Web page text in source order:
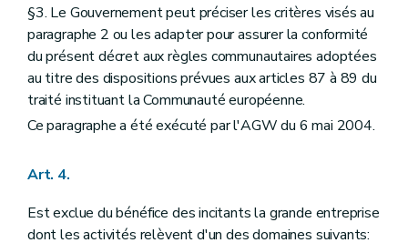
§3. Le Gouvernement peut préciser les critères visés au
paragraphe 2 ou les adapter pour assurer la conformité
du présent décret aux règles communautaires adoptées
au titre des dispositions prévues aux articles 87 à 89 du
traité instituant la Communauté européenne.
Ce paragraphe a été exécuté par l'AGW du 6 mai 2004.
Art. 4.
Est exclue du bénéfice des incitants la grande entreprise
dont les activités relèvent d'un des domaines suivants: